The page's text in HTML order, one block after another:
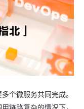
个微服务共同完成。
链路复杂的情况下，